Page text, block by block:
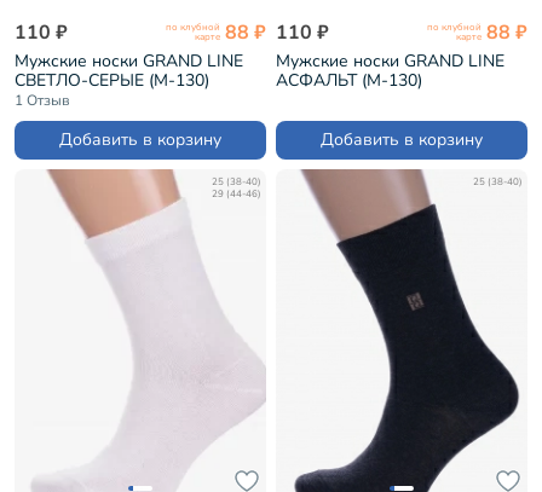
110 ₽ по клубной
карте 88 ₽
Мужские носки GRAND LINE
СВЕТЛО-СЕРЫЕ (М-130)
1 Отзыв
Добавить в корзину
110 ₽ по клубной
карте 88 ₽
Мужские носки GRAND LINE
АСФАЛЬТ (М-130)
Добавить в корзину
25 (38-40)
29 (44-46)
25 (38-40)